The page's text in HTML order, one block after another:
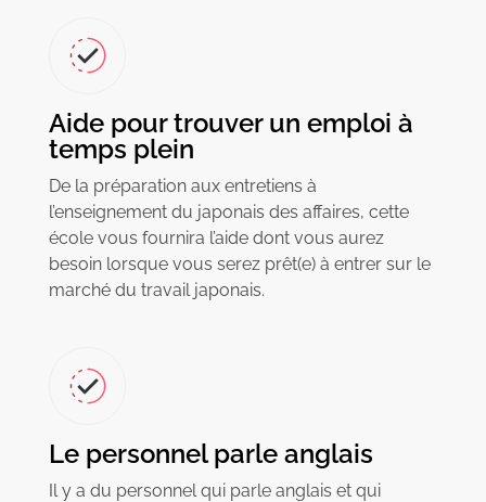
Aide pour trouver un emploi à
temps plein
De la préparation aux entretiens à
l’enseignement du japonais des affaires, cette
école vous fournira l’aide dont vous aurez
besoin lorsque vous serez prêt(e) à entrer sur le
marché du travail japonais.
Le personnel parle anglais
Il y a du personnel qui parle anglais et qui